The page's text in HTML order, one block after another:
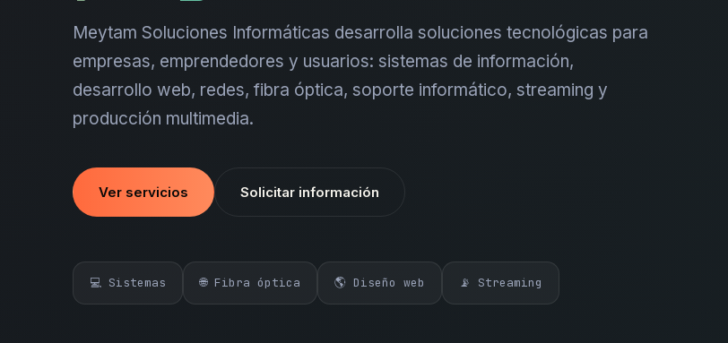
Meytam Soluciones Informáticas desarrolla soluciones tecnológicas para
empresas, emprendedores y usuarios: sistemas de información,
desarrollo web, redes, fibra óptica, soporte informático, streaming y
producción multimedia.
Ver servicios Solicitar información
💻 Sistemas 🌐 Fibra óptica 🌎 Diseño web 📡 Streaming